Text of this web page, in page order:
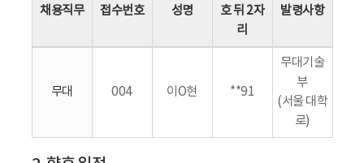
채용직무 접수번호 성명
호 뒤 2자
리
발령사항
무대 004 이O현 **91
무대기술
부
(서울 대학
로)